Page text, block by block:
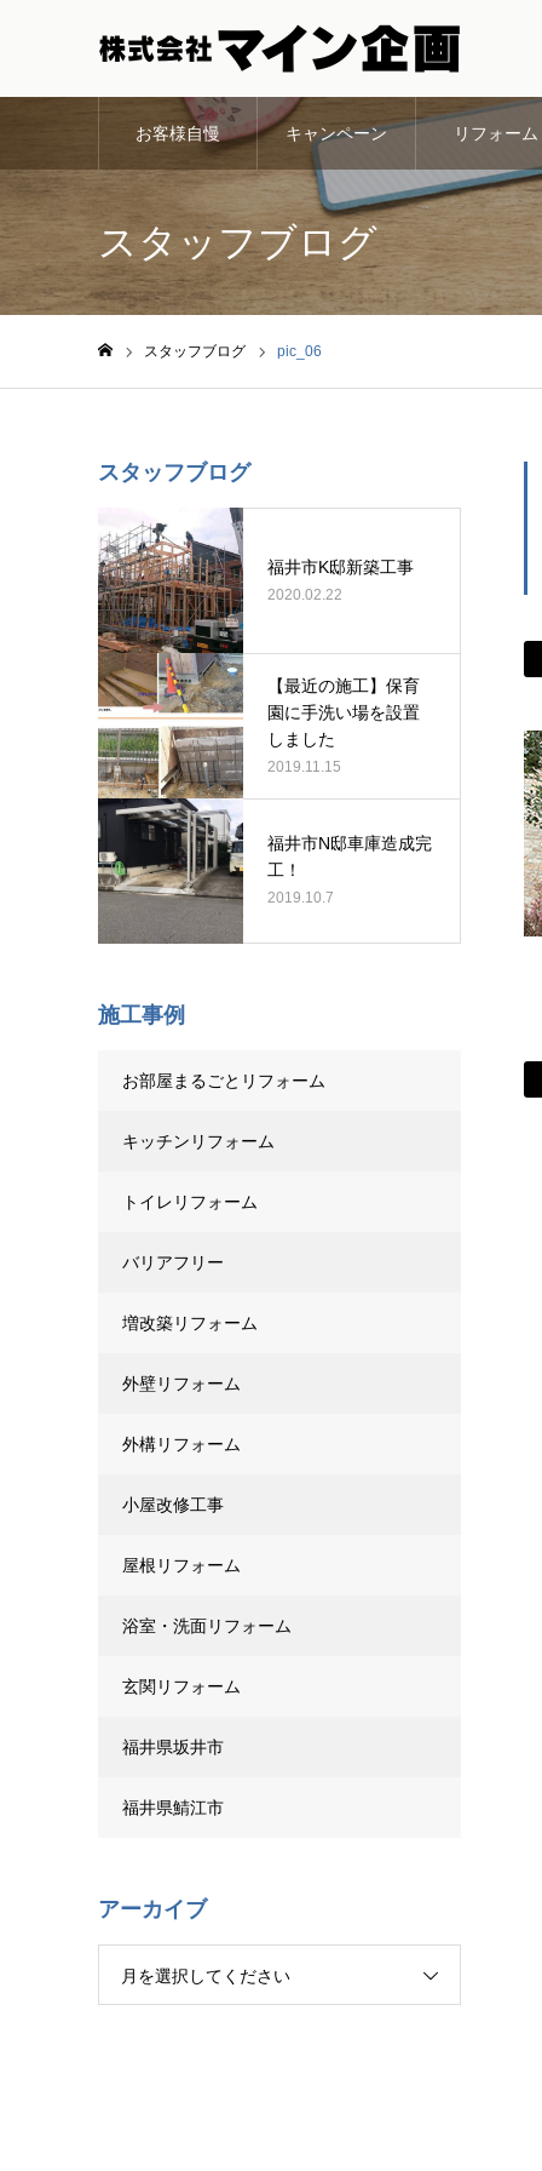
お客様自慢 キャンペーン リフォーム
スタッフブログ
スタッフブログ pic_06
スタッフブログ
福井市K邸新築工事
2020.02.22
【最近の施工】保育
園に手洗い場を設置
しました
2019.11.15
福井市N邸車庫造成完
工！
2019.10.7
施工事例
お部屋まるごとリフォーム
キッチンリフォーム
トイレリフォーム
バリアフリー
増改築リフォーム
外壁リフォーム
外構リフォーム
小屋改修工事
屋根リフォーム
浴室・洗面リフォーム
玄関リフォーム
福井県坂井市
福井県鯖江市
アーカイブ
月を選択してください